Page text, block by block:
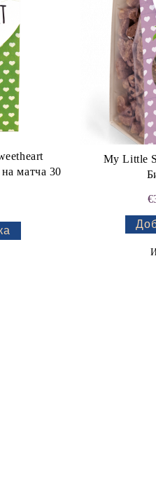
матча 30
My Little